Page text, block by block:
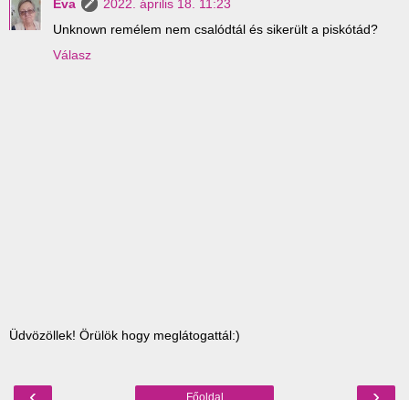
Éva
2022. április 18. 11:23
Unknown remélem nem csalódtál és sikerült a piskótád?
Válasz
Üdvözöllek! Örülök hogy meglátogattál:)
Főoldal